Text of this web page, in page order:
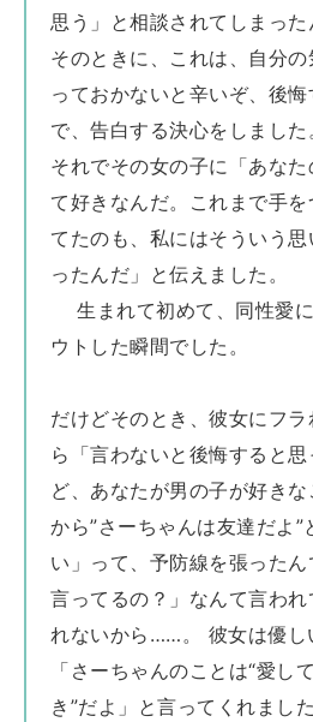
思う」と相談されてしまった
そのときに、これは、自分
っておかないと辛いぞ、後
で、告白する決心をしました
それでその女の子に「あな
て好きなんだ。これまで手
てたのも、私にはそういう
ったんだ」と伝えました。
生まれて初めて、同性愛
ウトした瞬間でした。
だけどそのとき、彼女にフ
ら「言わないと後悔すると
ど、あなたが男の子が好き
から”さーちゃんは友達だよ”
い」って、予防線を張った
言ってるの？」なんて言わ
れないから……。 彼女は優し
「さーちゃんのことは“愛し
き”だよ」と言ってくれまし